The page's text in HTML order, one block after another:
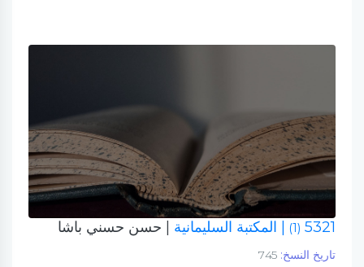
5321
(1) | المكتبة السليمانية | حسن حسني باشا
تاريخ النسخ: